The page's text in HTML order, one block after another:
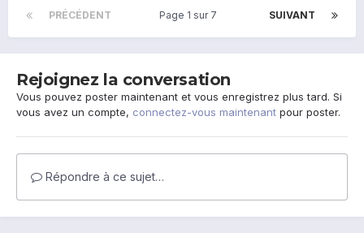
PRÉCÉDENT SUIVANT
Page 1 sur 7
Rejoignez la conversation
Vous pouvez poster maintenant et vous enregistrez plus tard. Si
vous avez un compte, connectez-vous maintenant pour poster.
Répondre à ce sujet…